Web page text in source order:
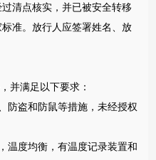
清点核实，并已被安全转移
准。放行人应签署姓名、放
并满足以下要求：
防盗和防鼠等措施，未经授权
温度均衡，有温度记录装置和